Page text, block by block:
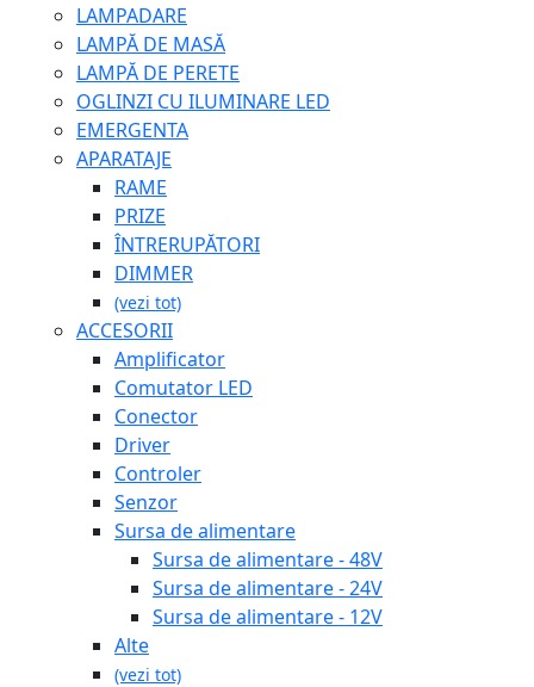
LAMPADARE
LAMPĂ DE MASĂ
LAMPĂ DE PERETE
OGLINZI CU ILUMINARE LED
EMERGENTA
APARATAJE
RAME
PRIZE
ÎNTRERUPĂTORI
DIMMER
(vezi tot)
ACCESORII
Amplificator
Comutator LED
Conector
Driver
Controler
Senzor
Sursa de alimentare
Sursa de alimentare - 48V
Sursa de alimentare - 24V
Sursa de alimentare - 12V
Alte
(vezi tot)